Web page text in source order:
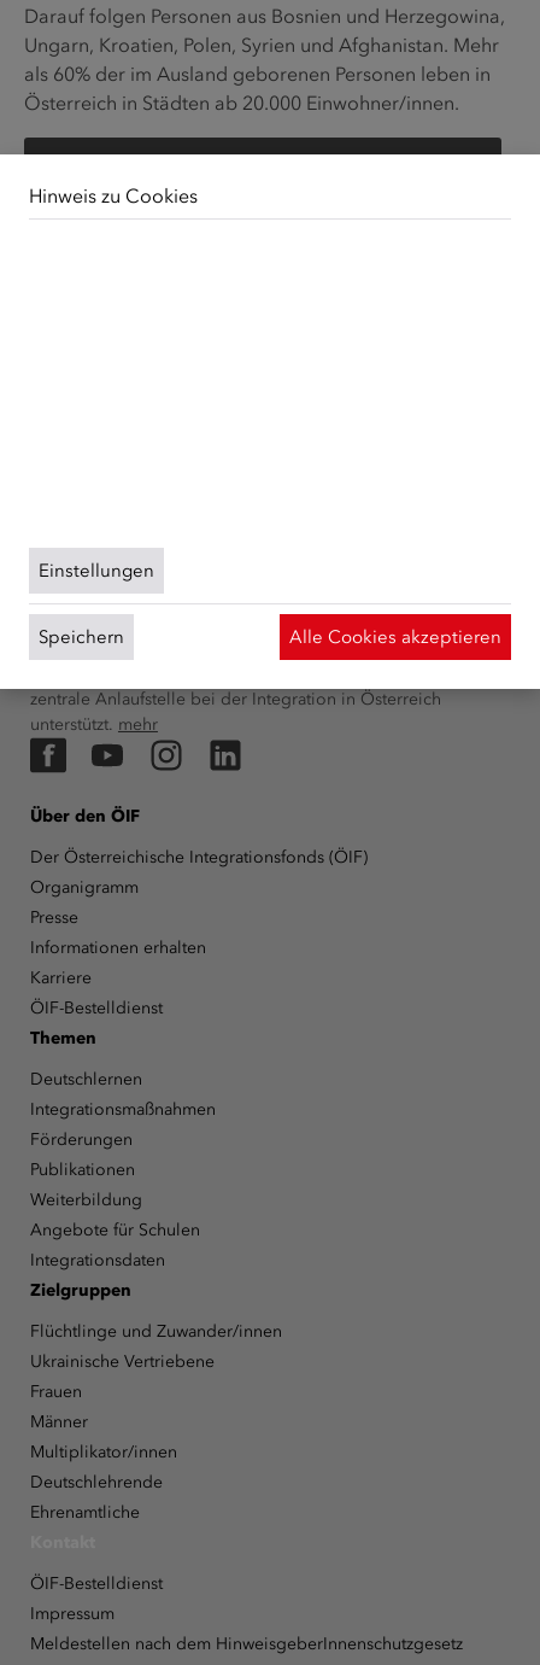
Darauf folgen Personen aus Bosnien und Herzegowina,
Ungarn, Kroatien, Polen, Syrien und Afghanistan. Mehr
als 60% der im Ausland geborenen Personen leben in
Österreich in Städten ab 20.000 Einwohner/innen.
ÜBER UNS
Republik Österreich, der Flüchtlinge, subsidiär
zentrale Anlaufstelle bei der Integration in Österreich
unterstützt. mehr
FacebookYouTubeInstagramLinkedIn
Über den ÖIF
Der Österreichische Integrationsfonds (ÖIF)
Organigramm
Presse
Informationen erhalten
Karriere
ÖIF-Bestelldienst
Themen
Deutschlernen
Integrationsmaßnahmen
Förderungen
Publikationen
Weiterbildung
Angebote für Schulen
Integrationsdaten
Zielgruppen
Flüchtlinge und Zuwander/innen
Ukrainische Vertriebene
Frauen
Männer
Multiplikator/innen
Deutschlehrende
Ehrenamtliche
ÖIF-Bestelldienst
Impressum
Meldestellen nach dem HinweisgeberInnenschutzgesetz
Hinweis zu Cookies
Einstellungen
Speichern Alle Cookies akzeptieren